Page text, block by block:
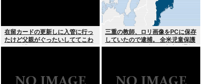
在留カードの更新しに入管に行っ
たけど父親がぐったいしててこわ
い要介護3
三重の教師、ロリ画像をPCに保存
していたので逮捕。 全米児童保護
センターから日本の警察庁に通報